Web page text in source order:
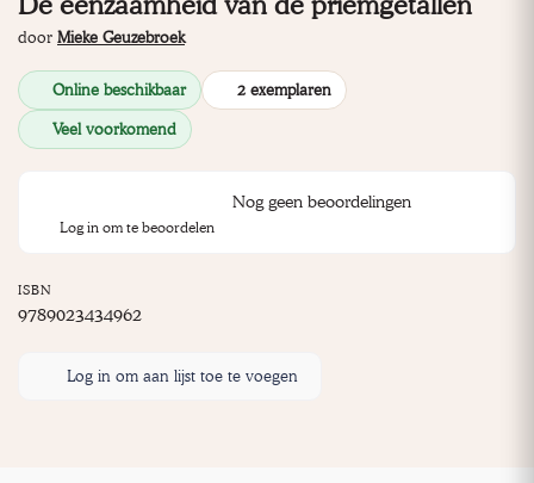
door Mieke Geuzebroek
Online beschikbaar 2 exemplaren
Veel voorkomend
Nog geen beoordelingen
Log in om te beoordelen
ISBN
9789023434962
Log in om aan lijst toe te voegen